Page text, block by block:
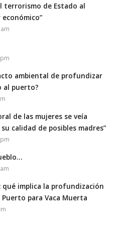
terrorismo de Estado al
ambiental de profundizar
al puerto?
de las mujeres se veía
calidad de posibles madres”
qué implica la profundización
para Vaca Muerta